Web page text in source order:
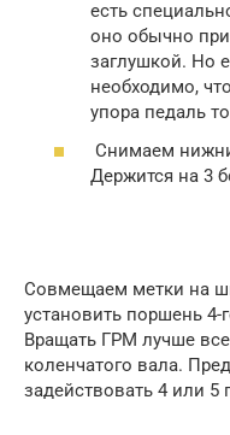
есть
оно обычно
заглушкой. Но
необходимо,
упора педаль
Снимаем
Держится на 3
Совмещаем метки на
установить поршень
Вращать ГРМ лучше
коленчатого вала.
задействовать 4 или 5